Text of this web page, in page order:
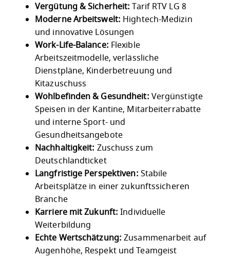
Vergütung & Sicherheit: Tarif RTV LG 8
Moderne Arbeitswelt: Hightech-Medizin
und innovative Lösungen
Work-Life-Balance: Flexible
Arbeitszeitmodelle, verlässliche
Dienstpläne, Kinderbetreuung und
Kitazuschuss
Wohlbefinden & Gesundheit: Vergünstigte
Speisen in der Kantine, Mitarbeiterrabatte
und interne Sport- und
Gesundheitsangebote
Nachhaltigkeit: Zuschuss zum
Deutschlandticket
Langfristige Perspektiven: Stabile
Arbeitsplätze in einer zukunftssicheren
Branche
Karriere mit Zukunft: Individuelle
Weiterbildung
Echte Wertschätzung: Zusammenarbeit auf
Augenhöhe, Respekt und Teamgeist